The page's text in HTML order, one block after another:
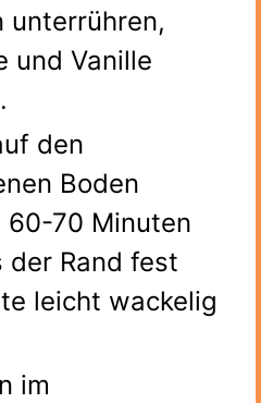
unterrühren,
und Vanille
den
Boden
60-70 Minuten
der Rand fest
leicht wackelig
im